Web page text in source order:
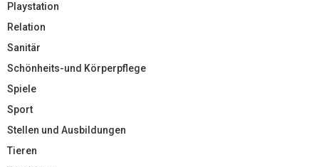
Playstation
Relation
Sanitär
Schönheits-und Körperpflege
Spiele
Sport
Stellen und Ausbildungen
Tieren